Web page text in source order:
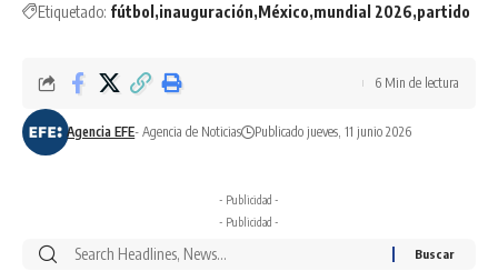
Etiquetado: fútbol inauguración México mundial 2026 partido
Agencia EFE- Agencia de Noticias Publicado jueves, 11 junio 2026
6 Min de lectura
- Publicidad -
- Publicidad -